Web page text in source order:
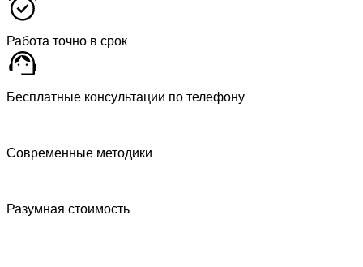
Работа точно в срок
Бесплатные консультации по телефону
Современные методики
Разумная стоимость